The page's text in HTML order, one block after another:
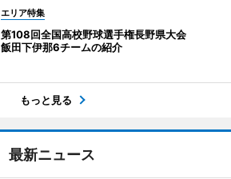
エリア特集
第108回全国高校野球選手権長野県大会
飯田下伊那6チームの紹介
もっと見る
最新ニュース